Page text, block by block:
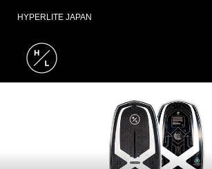
HYPERLITE JAPAN